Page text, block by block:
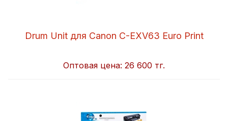
Drum Unit для Canon C-EXV63 Euro Print
Оптовая цена: 26 600 тг.